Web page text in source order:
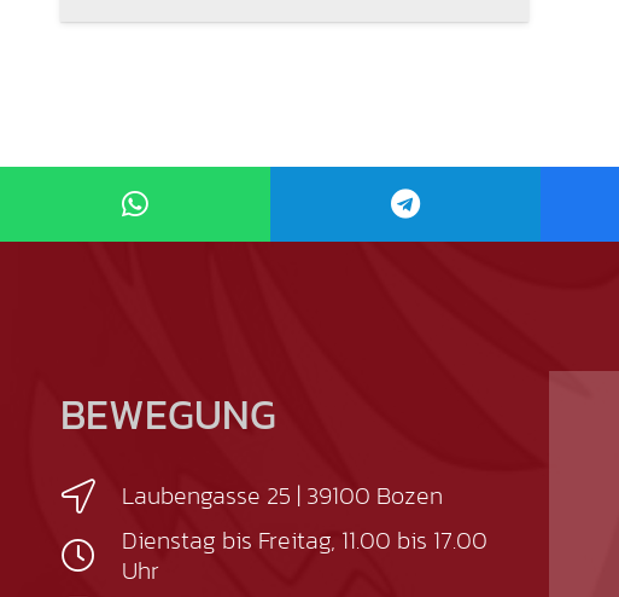
BEWEGUNG
Laubengasse 25 | 39100 Bozen
Dienstag bis Freitag, 11.00 bis 17.00
Uhr